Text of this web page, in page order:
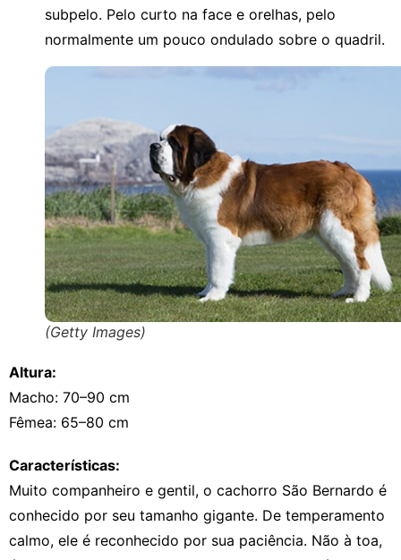
subpelo. Pelo curto na face e orelhas, pelo
normalmente um pouco ondulado sobre o quadril.
(Getty Images)
Altura:
Macho: 70–90 cm
Fêmea: 65–80 cm
Características:
Muito companheiro e gentil, o cachorro São Bernardo é
conhecido por seu tamanho gigante. De temperamento
calmo, ele é reconhecido por sua paciência. Não à toa,